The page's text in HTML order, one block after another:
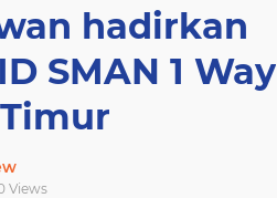
hadirkan
SMAN 1 Way
Views